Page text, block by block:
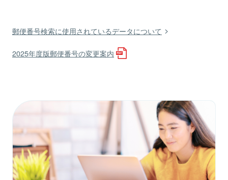
郵便番号検索に使用されているデータについて
2025年度版郵便番号の変更案内